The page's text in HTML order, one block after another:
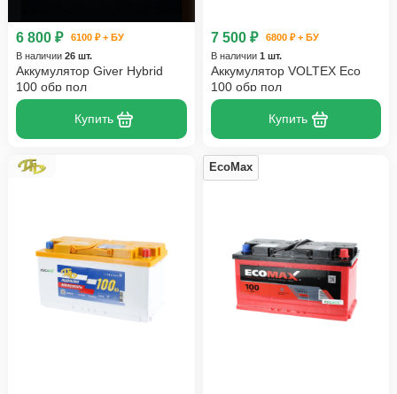
6 800 ₽
6100 ₽ + БУ
В наличии 26 шт.
Аккумулятор Giver Hybrid
100 обр пол
Купить
7 500 ₽
6800 ₽ + БУ
В наличии 1 шт.
Аккумулятор VOLTEX Eco
100 обр пол
Купить
EcoMax